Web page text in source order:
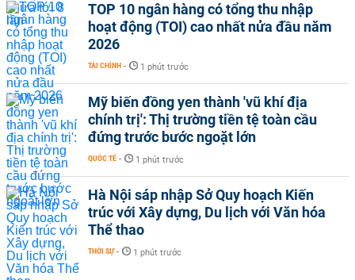
TOP 10 ngân hàng có tổng thu nhập
hoạt động (TOI) cao nhất nửa đầu năm
2026
TÀI CHÍNH - 1 phút trước
Mỹ biến đồng yen thành 'vũ khí địa
chính trị': Thị trường tiền tệ toàn cầu
đứng trước bước ngoặt lớn
QUỐC TẾ - 1 phút trước
Hà Nội sáp nhập Sở Quy hoạch Kiến
trúc với Xây dựng, Du lịch với Văn hóa
Thể thao
THỜI SỰ - 1 phút trước